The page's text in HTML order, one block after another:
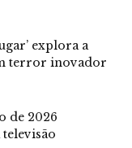
explora a
terror inovador
de 2026
televisão